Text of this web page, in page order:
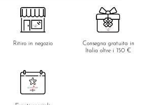
Ritiro in negozio
Consegna gratuita in
Italia oltre i 150 €